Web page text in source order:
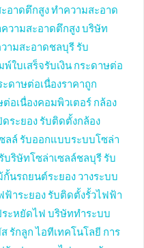
อาดตึกสูงทำความสะอาด
วามสะอาดตึกสูงบริษัท
ามสะอาดชลบุรี รับ
พ์ใบเสร็จรับเงิน กระดาษต่อ
ะดาษต่อเนื่องราคาถูก
ต่อเนื่องคอมพิวเตอร์ กล้อง
ระยอง รับติดตั้งกล้อง
ลล์ รับออกแบบระบบโซล่า
รับริษัทโซล่าเซลล์ชลบุรี รับ
กั้นรถยนต์ระยอง วางระบบ
ฟ้าระยอง รับติดตั้งรั้วไฟฟ้า
ะหยัดไฟ บริษัททำระบบ
รักลูก ไอทีเทคโนโลยี การ